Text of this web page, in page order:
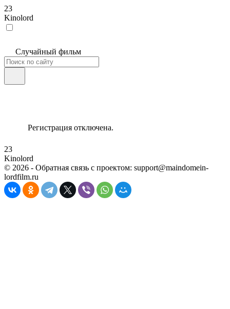
23
Kinolord
Случайный фильм
Регистрация отключена.
23
Kinolord
© 2026 - Обратная связь с проектом: support@maindomein-
lordfilm.ru